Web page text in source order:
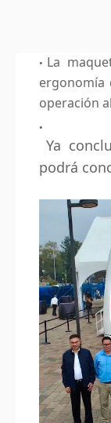
La
ergonomía
operación
Ya
podrá